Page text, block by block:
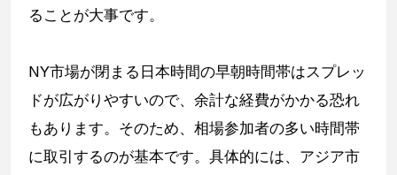
ることが大事です。
NY市場が閉まる日本時間の早朝時間帯はスプレッ
ドが広がりやすいので、余計な経費がかかる恐れ
もあります。そのため、相場参加者の多い時間帯
に取引するのが基本です。具体的には、アジア市